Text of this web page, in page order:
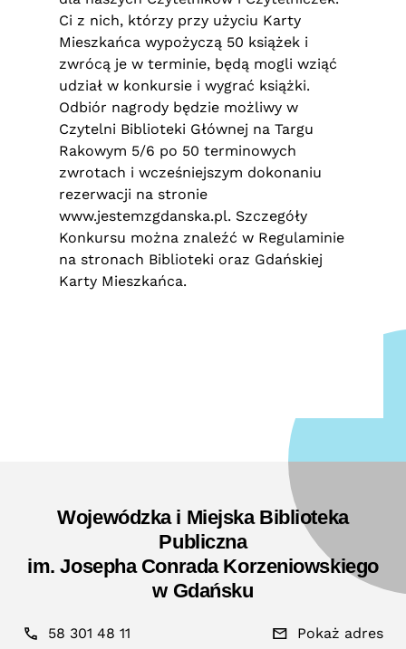
Ci z nich, którzy przy użyciu Karty
Mieszkańca wypożyczą 50 książek i
zwrócą je w terminie, będą mogli wziąć
udział w konkursie i wygrać książki.
Odbiór nagrody będzie możliwy w
Czytelni Biblioteki Głównej na Targu
Rakowym 5/6 po 50 terminowych
zwrotach i wcześniejszym dokonaniu
rezerwacji na stronie
www.jestemzgdanska.pl. Szczegóły
Konkursu można znaleźć w Regulaminie
na stronach Biblioteki oraz Gdańskiej
Karty Mieszkańca.
Wojewódzka i Miejska Biblioteka
Publiczna
im. Josepha Conrada Korzeniowskiego
w Gdańsku
58 301 48 11 Pokaż adres